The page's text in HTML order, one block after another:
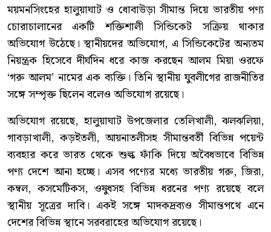
ময়মনসিংহের হালুয়াঘাট ও ধোবাউড়া সীমান্ত দিয়ে ভারতীয় পণ্য
চোরাচালানের একটি শক্তিশালী সিন্ডিকেট সক্রিয় থাকার
অভিযোগ উঠেছে। স্থানীয়দের অভিযোগ, এ সিন্ডিকেটের অন্যতম
নিয়ন্ত্রক হিসেবে দীর্ঘদিন ধরে কাজ করছেন আলম মিয়া ওরফে
‘গরু আলম’ নামের এক ব্যক্তি। তিনি স্থানীয় যুবলীগের রাজনীতির
সঙ্গে সম্পৃক্ত ছিলেন বলেও অভিযোগ রয়েছে।
অভিযোগ রয়েছে, হালুয়াঘাট উপজেলার তেলিখালী, ঝলঝলিয়া,
গাবড়াখালী, কড়ইতলী, আয়নাতলীসহ সীমান্তবর্তী বিভিন্ন পয়েন্ট
ব্যবহার করে ভারত থেকে শুল্ক ফাঁকি দিয়ে অবৈধভাবে বিভিন্ন
পণ্য দেশে আনা হচ্ছে। এসব পণ্যের মধ্যে ভারতীয় গরু, জিরা,
কম্বল, কসমেটিকস, ওষুধসহ বিভিন্ন ধরনের পণ্য রয়েছে বলে
স্থানীয় সূত্রের দাবি। একই সঙ্গে মাদকদ্রব্যও সীমান্তপথে এনে
দেশের বিভিন্ন স্থানে সরবরাহের অভিযোগ রয়েছে।